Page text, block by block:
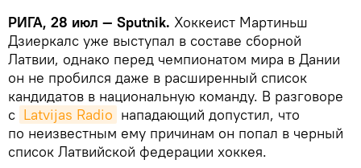
РИГА, 28 июл — Sputnik. Хоккеист Мартиньш
Дзиеркалс уже выступал в составе сборной
Латвии, однако перед чемпионатом мира в Дании
он не пробился даже в расширенный список
кандидатов в национальную команду. В разговоре
с Latvijas Radio нападающий допустил, что
по неизвестным ему причинам он попал в черный
список Латвийской федерации хоккея.